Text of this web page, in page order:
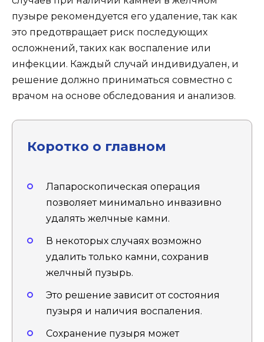
пузыре рекомендуется его удаление, так как
это предотвращает риск последующих
осложнений, таких как воспаление или
инфекции. Каждый случай индивидуален, и
решение должно приниматься совместно с
врачом на основе обследования и анализов.
Коротко о главном
Лапароскопическая операция
позволяет минимально инвазивно
удалять желчные камни.
В некоторых случаях возможно
удалить только камни, сохранив
желчный пузырь.
Это решение зависит от состояния
пузыря и наличия воспаления.
Сохранение пузыря может